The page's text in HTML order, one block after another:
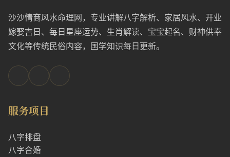
沙沙情商风水命理网，专业讲解八字解析、家居风水、开业
嫁娶吉日、每日星座运势、生肖解读、宝宝起名、财神供奉
文化等传统民俗内容，国学知识每日更新。
服务项目
八字排盘
八字合婚